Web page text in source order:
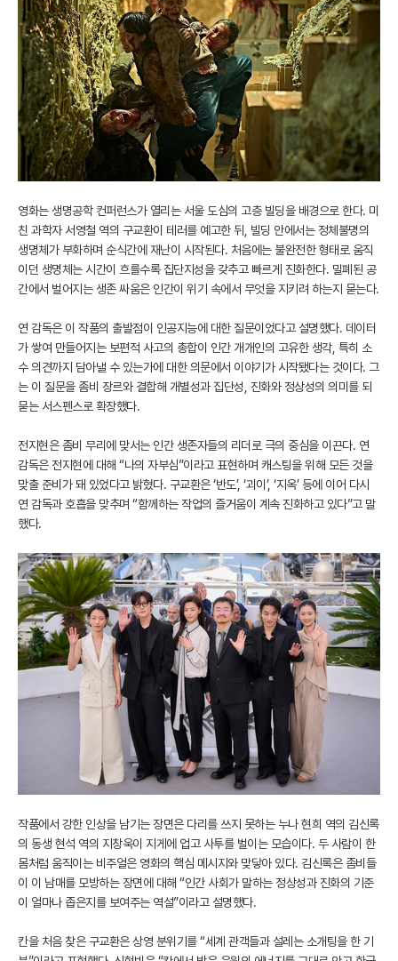
영화는 생명공학 컨퍼런스가 열리는 서울 도심의 고층 빌딩을 배경으로 한다. 미
친 과학자 서영철 역의 구교환이 테러를 예고한 뒤, 빌딩 안에서는 정체불명의
생명체가 부화하며 순식간에 재난이 시작된다. 처음에는 불완전한 형태로 움직
이던 생명체는 시간이 흐를수록 집단지성을 갖추고 빠르게 진화한다. 밀폐된 공
간에서 벌어지는 생존 싸움은 인간이 위기 속에서 무엇을 지키려 하는지 묻는다.
연 감독은 이 작품의 출발점이 인공지능에 대한 질문이었다고 설명했다. 데이터
가 쌓여 만들어지는 보편적 사고의 총합이 인간 개개인의 고유한 생각, 특히 소
수 의견까지 담아낼 수 있는가에 대한 의문에서 이야기가 시작됐다는 것이다. 그
는 이 질문을 좀비 장르와 결합해 개별성과 집단성, 진화와 정상성의 의미를 되
묻는 서스펜스로 확장했다.
전지현은 좀비 무리에 맞서는 인간 생존자들의 리더로 극의 중심을 이끈다. 연
감독은 전지현에 대해 “나의 자부심”이라고 표현하며 캐스팅을 위해 모든 것을
맞출 준비가 돼 있었다고 밝혔다. 구교환은 ‘반도’, ‘괴이’, ‘지옥’ 등에 이어 다시
연 감독과 호흡을 맞추며 “함께하는 작업의 즐거움이 계속 진화하고 있다”고 말
했다.
작품에서 강한 인상을 남기는 장면은 다리를 쓰지 못하는 누나 현희 역의 김신록
의 동생 현석 역의 지창욱이 지게에 업고 사투를 벌이는 모습이다. 두 사람이 한
몸처럼 움직이는 비주얼은 영화의 핵심 메시지와 맞닿아 있다. 김신록은 좀비들
이 이 남매를 모방하는 장면에 대해 “인간 사회가 말하는 정상성과 진화의 기준
이 얼마나 좁은지를 보여주는 역설”이라고 설명했다.
칸을 처음 찾은 구교환은 상영 분위기를 “세계 관객들과 설레는 소개팅을 한 기